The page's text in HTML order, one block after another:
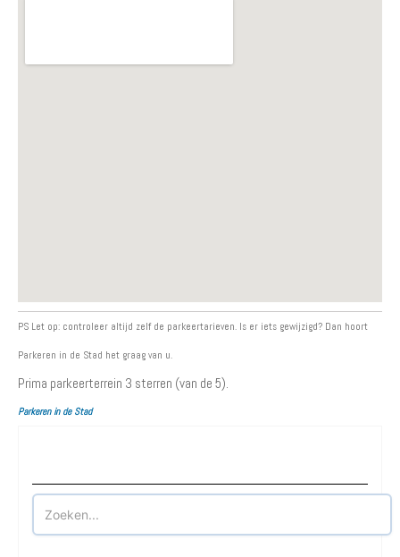
PS Let op: controleer altijd zelf de parkeertarieven. Is er iets gewijzigd? Dan hoort
Parkeren in de Stad het graag van u.
Prima parkeerterrein 3 sterren (van de 5).
Parkeren in de Stad